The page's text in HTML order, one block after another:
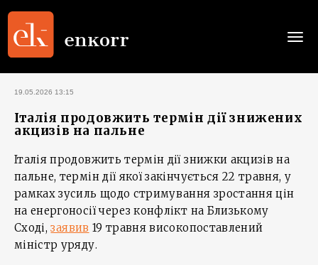
19.05.2026 13:15
Італія продовжить термін дії знижених
акцизів на пальне
Італія продовжить термін дії знижки акцизів на
пальне, термін дії якої закінчується 22 травня, у
рамках зусиль щодо стримування зростання цін
на енергоносії через конфлікт на Близькому
Сході,заявив 19 травня високопоставлений
міністр уряду.